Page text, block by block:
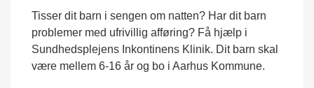
Tisser dit barn i sengen om natten? Har dit barn
problemer med ufrivillig afføring? Få hjælp i
Sundhedsplejens Inkontinens Klinik. Dit barn skal
være mellem 6-16 år og bo i Aarhus Kommune.